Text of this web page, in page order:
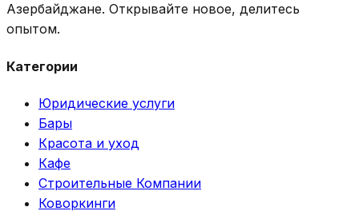
Азербайджане. Открывайте новое, делитесь
опытом.
Категории
Юридические услуги
Бары
Красота и уход
Кафе
Строительные Компании
Коворкинги